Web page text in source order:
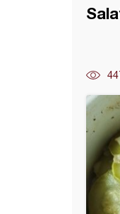
piletina sa krompirima